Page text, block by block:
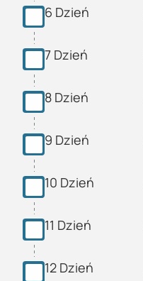
6 Dzień
7 Dzień
8 Dzień
9 Dzień
10 Dzień
11 Dzień
12 Dzień